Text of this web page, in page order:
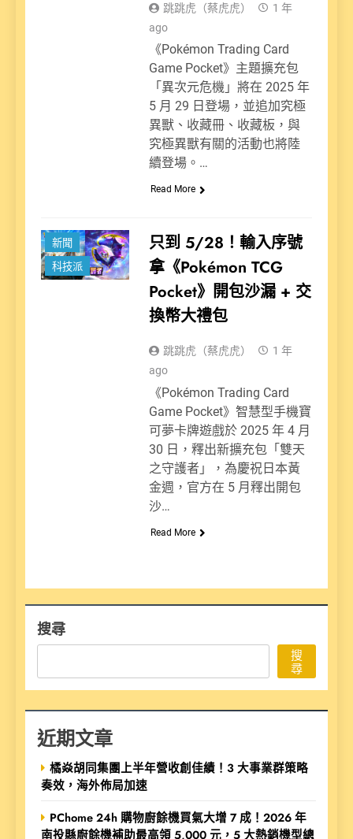
跳跳虎（蔡虎虎）
1 年
ago
《Pokémon Trading Card
Game Pocket》主題擴充包
「異次元危機」將在 2025 年
5 月 29 日登場，並追加究極
異獸、收藏冊、收藏板，與
究極異獸有關的活動也將陸
續登場。…
Read More
新聞
科技派
只到 5/28！輸入序號
拿《Pokémon TCG
Pocket》開包沙漏 + 交
換幣大禮包
跳跳虎（蔡虎虎）
1 年
ago
《Pokémon Trading Card
Game Pocket》智慧型手機寶
可夢卡牌遊戲於 2025 年 4 月
30 日，釋出新擴充包「雙天
之守護者」，為慶祝日本黃
金週，官方在 5 月釋出開包
沙…
Read More
搜尋
搜
尋
近期文章
橘焱胡同集團上半年營收創佳績！3 大事業群策略
奏效，海外佈局加速
PChome 24h 購物廚餘機買氣大增 7 成！2026 年
南投縣廚餘機補助最高領 5,000 元，5 大熱銷機型總